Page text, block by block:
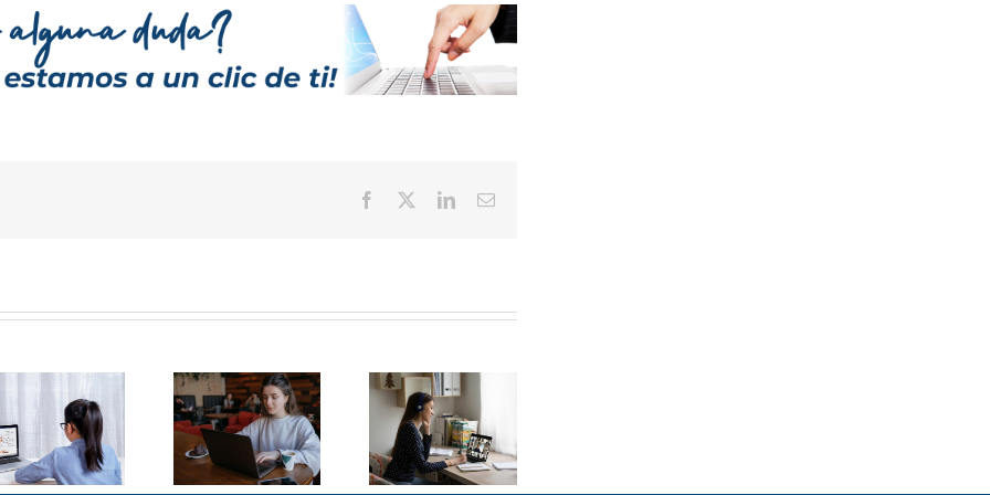
Facebook
TwitterLinkedInCorreo
El panorama de
la educación a
distancia en
México 2026:
Eje
Resolviendo
dudas sobre
estudiar en una
Universidad a